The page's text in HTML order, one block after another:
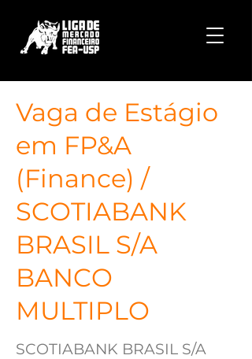
Vaga de Estágio
em FP&A
(Finance) /
SCOTIABANK
BRASIL S/A
BANCO
MULTIPLO
SCOTIABANK BRASIL S/A